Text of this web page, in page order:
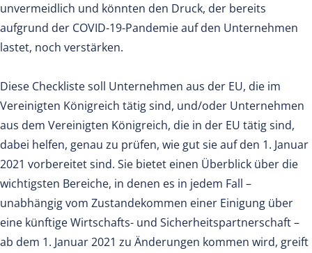
unvermeidlich und könnten den Druck, der bereits
aufgrund der COVID-19-Pandemie auf den Unternehmen
lastet, noch verstärken.
Diese Checkliste soll Unternehmen aus der EU, die im
Vereinigten Königreich tätig sind, und/oder Unternehmen
aus dem Vereinigten Königreich, die in der EU tätig sind,
dabei helfen, genau zu prüfen, wie gut sie auf den 1. Januar
2021 vorbereitet sind. Sie bietet einen Überblick über die
wichtigsten Bereiche, in denen es in jedem Fall –
unabhängig vom Zustandekommen einer Einigung über
eine künftige Wirtschafts- und Sicherheitspartnerschaft –
ab dem 1. Januar 2021 zu Änderungen kommen wird, greift